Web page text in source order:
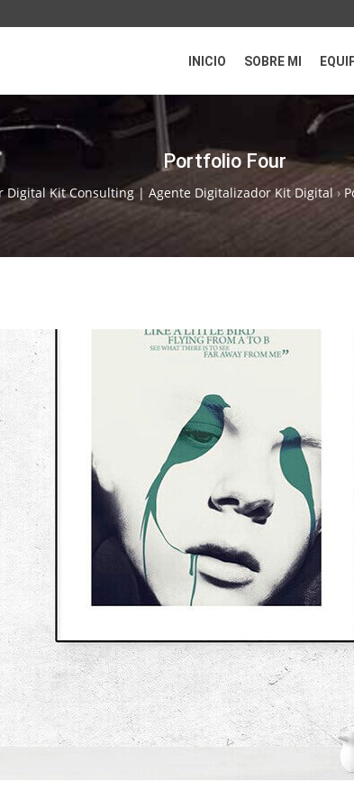
INICIO SOBRE MI
Portfolio Four
Digital Kit Consulting | Agente Digitalizador Kit Digital ›